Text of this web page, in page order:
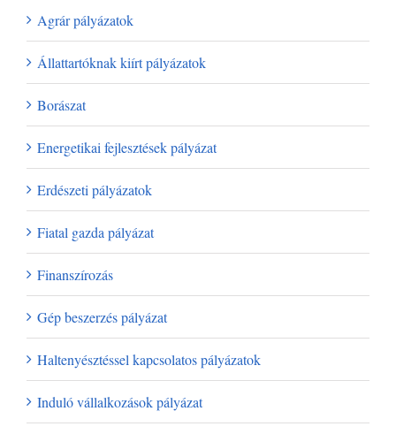
Agrár pályázatok
Állattartóknak kiírt pályázatok
Borászat
Energetikai fejlesztések pályázat
Erdészeti pályázatok
Fiatal gazda pályázat
Finanszírozás
Gép beszerzés pályázat
Haltenyésztéssel kapcsolatos pályázatok
Induló vállalkozások pályázat